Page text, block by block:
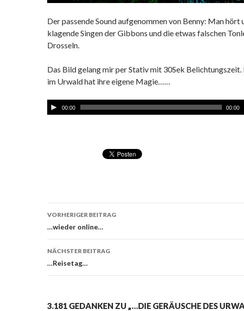
Der passende Sound aufgenommen von Benny: Man hört
klagende Singen der Gibbons und die etwas falschen
Drosseln.
Das Bild gelang mir per Stativ mit 30Sek
im Urwald hat ihre eigene Magie……
00:00 00:00
Beitragsnavigation
VORHERIGER BEITRAG
…wieder online…
NÄCHSTER BEITRAG
…Reisetag…
3.181 GEDANKEN ZU „…DIE GERÄUSCHE DES